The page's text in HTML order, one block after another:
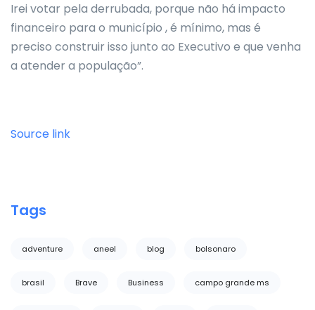
Irei votar pela derrubada, porque não há impacto
financeiro para o município , é mínimo, mas é
preciso construir isso junto ao Executivo e que venha
a atender a população”.
Source link
Tags
adventure aneel blog bolsonaro
brasil Brave Business campo grande ms